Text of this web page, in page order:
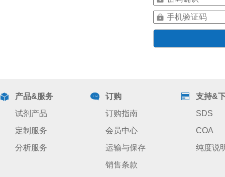
产品&服务
试剂产品
定制服务
分析服务
订购
订购指南
会员中心
运输与保存
销售条款
支持&
SDS
COA
纯度说